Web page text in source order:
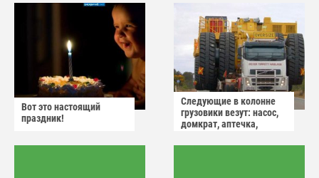
Вот это настоящий
праздник!
Следующие в колонне
грузовики везут: насос,
домкрат, аптечка,